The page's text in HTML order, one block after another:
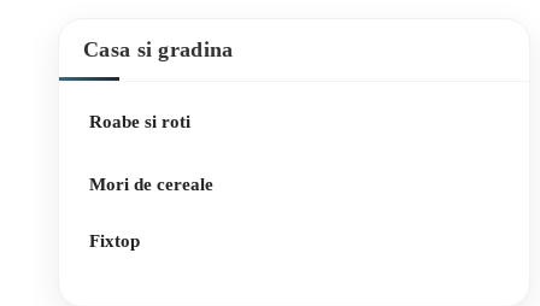
Casa si gradina
Roabe si roti
Mori de cereale
Fixtop